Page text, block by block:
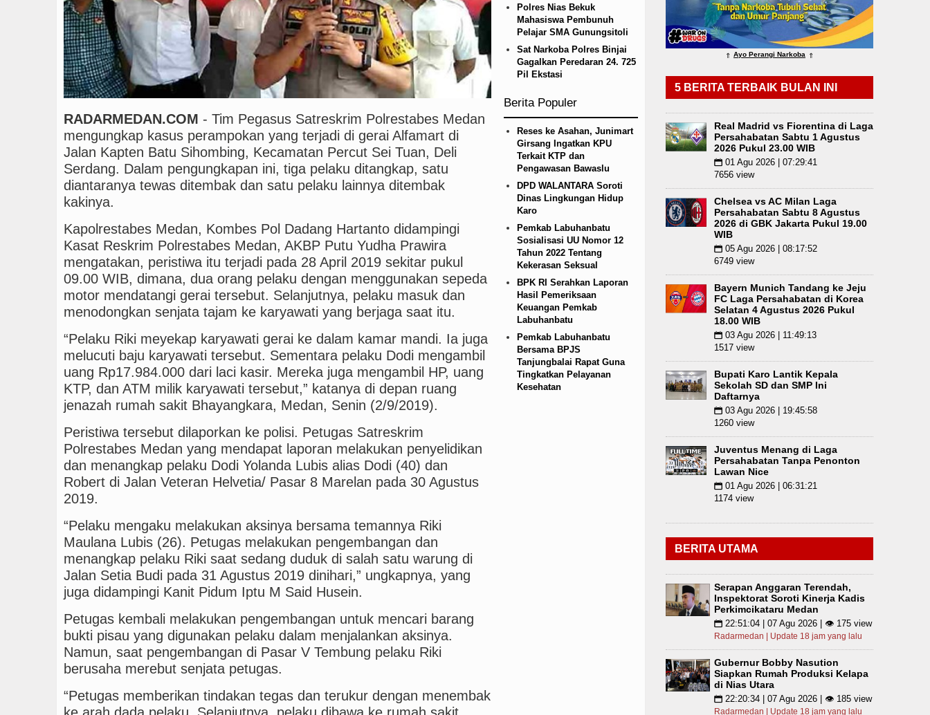
Polrestabes Medan Ungkap 1.187 Kasus Narkoba dalam 300 Hari, Puluhan Kilogram Barbut Dimusnahkan Liverpool vs
Manchester City vs Atletico Madrid Persahabatan di Seoul Minggu 9 Agustus 2026 Pukul 18.00 WIB
RADARMEDAN.COM - Tim Pegasus Satreskrim Polrestabes Medan
mengungkap kasus perampokan yang terjadi di gerai Alfamart di
Jalan Kapten Batu Sihombing, Kecamatan Percut Sei Tuan, Deli
Serdang. Dalam pengungkapan ini, tiga pelaku ditangkap, satu
diantaranya tewas ditembak dan satu pelaku lainnya ditembak
kakinya.
Kapolrestabes Medan, Kombes Pol Dadang Hartanto didampingi
Kasat Reskrim Polrestabes Medan, AKBP Putu Yudha Prawira
mengatakan, peristiwa itu terjadi pada 28 April 2019 sekitar pukul
09.00 WIB, dimana, dua orang pelaku dengan menggunakan sepeda
motor mendatangi gerai tersebut. Selanjutnya, pelaku masuk dan
menodongkan senjata tajam ke karyawati yang berjaga saat itu.
“Pelaku Riki meyekap karyawati gerai ke dalam kamar mandi. Ia juga
melucuti baju karyawati tersebut. Sementara pelaku Dodi mengambil
uang Rp17.984.000 dari laci kasir. Mereka juga mengambil HP, uang
KTP, dan ATM milik karyawati tersebut,” katanya di depan ruang
jenazah rumah sakit Bhayangkara, Medan, Senin (2/9/2019).
Peristiwa tersebut dilaporkan ke polisi. Petugas Satreskrim
Polrestabes Medan yang mendapat laporan melakukan penyelidikan
dan menangkap pelaku Dodi Yolanda Lubis alias Dodi (40) dan
Robert di Jalan Veteran Helvetia/ Pasar 8 Marelan pada 30 Agustus
2019.
“Pelaku mengaku melakukan aksinya bersama temannya Riki
Maulana Lubis (26). Petugas melakukan pengembangan dan
menangkap pelaku Riki saat sedang duduk di salah satu warung di
Jalan Setia Budi pada 31 Agustus 2019 dinihari,” ungkapnya, yang
juga didampingi Kanit Pidum Iptu M Said Husein.
Petugas kembali melakukan pengembangan untuk mencari barang
bukti pisau yang digunakan pelaku dalam menjalankan aksinya.
Namun, saat pengembangan di Pasar V Tembung pelaku Riki
berusaha merebut senjata petugas.
“Petugas memberikan tindakan tegas dan terukur dengan menembak
Polres Nias Bekuk
Mahasiswa Pembunuh
Pelajar SMA Gunungsitoli
Sat Narkoba Polres Binjai
Gagalkan Peredaran 24. 725
Pil Ekstasi
Berita Populer
Reses ke Asahan, Junimart
Girsang Ingatkan KPU
Terkait KTP dan
Pengawasan Bawaslu
DPD WALANTARA Soroti
Dinas Lingkungan Hidup
Karo
Pemkab Labuhanbatu
Sosialisasi UU Nomor 12
Tahun 2022 Tentang
Kekerasan Seksual
BPK RI Serahkan Laporan
Hasil Pemeriksaan
Keuangan Pemkab
Labuhanbatu
Pemkab Labuhanbatu
Bersama BPJS
Tanjungbalai Rapat Guna
Tingkatkan Pelayanan
Kesehatan
⇑ Ayo Perangi Narkoba ⇑
5 BERITA TERBAIK BULAN INI
Real Madrid vs Fiorentina di Laga
Persahabatan Sabtu 1 Agustus
2026 Pukul 23.00 WIB
📅 01 Agu 2026 | 07:29:41
7656 view
Chelsea vs AC Milan Laga
Persahabatan Sabtu 8 Agustus
2026 di GBK Jakarta Pukul 19.00
WIB
📅 05 Agu 2026 | 08:17:52
6749 view
Bayern Munich Tandang ke Jeju
FC Laga Persahabatan di Korea
Selatan 4 Agustus 2026 Pukul
18.00 WIB
📅 03 Agu 2026 | 11:49:13
1517 view
Bupati Karo Lantik Kepala
Sekolah SD dan SMP Ini
Daftarnya
📅 03 Agu 2026 | 19:45:58
1260 view
Juventus Menang di Laga
Persahabatan Tanpa Penonton
Lawan Nice
📅 01 Agu 2026 | 06:31:21
1174 view
BERITA UTAMA
Serapan Anggaran Terendah,
Inspektorat Soroti Kinerja Kadis
Perkimcikataru Medan
📅 22:51:04 | 07 Agu 2026 | 👁 175 view
Radarmedan | Update 18 jam yang lalu
Gubernur Bobby Nasution
Siapkan Rumah Produksi Kelapa
di Nias Utara
📅 22:20:34 | 07 Agu 2026 | 👁 185 view
Radarmedan | Update 18 jam yang lalu